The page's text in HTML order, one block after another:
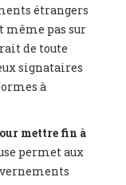
étrangers
même pas sur
de toute
signataires
à
mettre fin à
permet aux